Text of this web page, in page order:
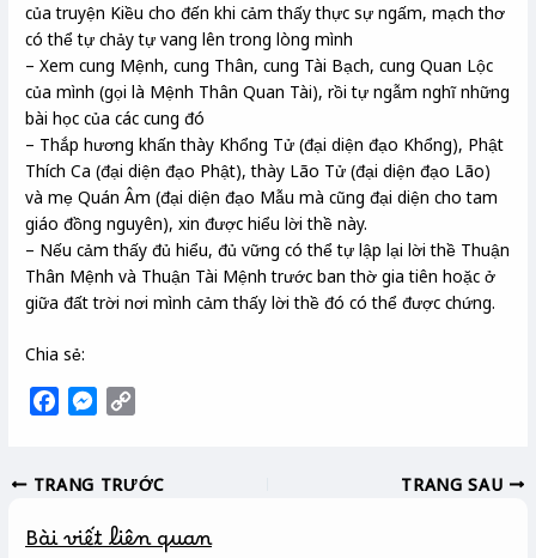
của truyện Kiều cho đến khi cảm thấy thực sự ngấm, mạch thơ
có thể tự chảy tự vang lên trong lòng mình
– Xem cung Mệnh, cung Thân, cung Tài Bạch, cung Quan Lộc
của mình (gọi là Mệnh Thân Quan Tài), rồi tự ngẫm nghĩ những
bài học của các cung đó
– Thắp hương khấn thày Khổng Tử (đại diện đạo Khổng), Phật
Thích Ca (đại diện đạo Phật), thày Lão Tử (đại diện đạo Lão)
và mẹ Quán Âm (đại diện đạo Mẫu mà cũng đại diện cho tam
giáo đồng nguyên), xin được hiểu lời thề này.
– Nếu cảm thấy đủ hiểu, đủ vững có thể tự lập lại lời thề Thuận
Thân Mệnh và Thuận Tài Mệnh trước ban thờ gia tiên hoặc ở
giữa đất trời nơi mình cảm thấy lời thề đó có thể được chứng.
Chia sẻ:
e
o
M
s
n
y
i
TRANG TRƯỚC TRANG SAU
Bài viết liên quan